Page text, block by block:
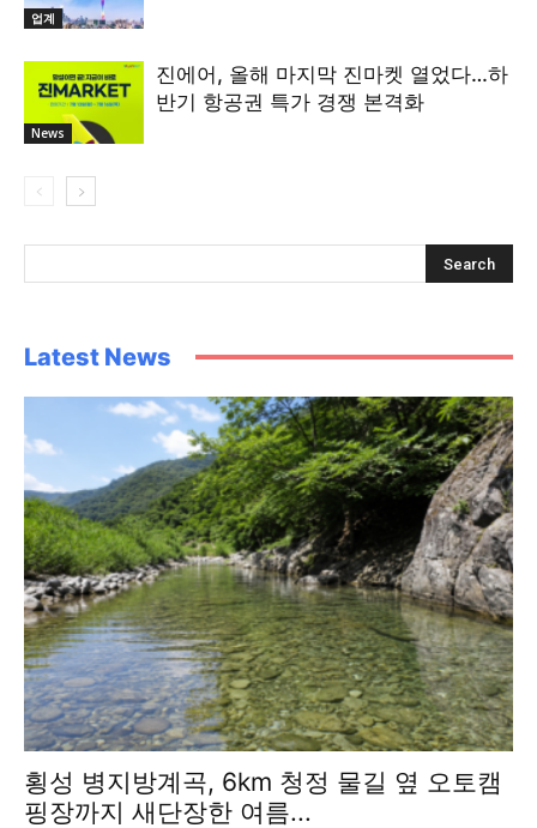
업계
News
진에어, 올해 마지막 진마켓 열었다…하
반기 항공권 특가 경쟁 본격화
Latest News
횡성 병지방계곡, 6km 청정 물길 옆 오토캠
핑장까지 새단장한 여름...